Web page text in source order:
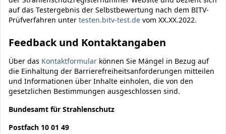
auf das Testergebnis der Selbstbewertung nach dem BITV-
Prüfverfahren unter testen.bitv-test.de vom XX.XX.2022.
Feedback und Kontaktangaben
Über das Kontaktformular können Sie Mängel in Bezug auf
die Einhaltung der Barrierefreiheitsanforderungen mitteilen
und Informationen über Inhalte einholen, die von den
gesetzlichen Bestimmungen ausgeschlossen sind.
Bundesamt für Strahlenschutz
Postfach 10 01 49